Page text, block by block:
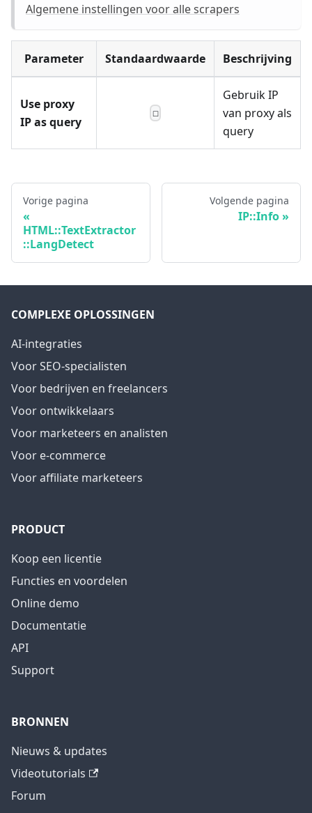
Algemene instellingen voor alle scrapers
Parameter Standaardwaarde Beschrijving
Use proxy
IP as query
☐
Gebruik IP
van proxy als
query
Vorige pagina
HTML::TextExtractor
::LangDetect
Volgende pagina
IP::Info
COMPLEXE OPLOSSINGEN
AI-integraties
Voor SEO-specialisten
Voor bedrijven en freelancers
Voor ontwikkelaars
Voor marketeers en analisten
Voor e-commerce
Voor affiliate marketeers
PRODUCT
Koop een licentie
Functies en voordelen
Online demo
Documentatie
API
Support
BRONNEN
Nieuws & updates
Videotutorials
Forum